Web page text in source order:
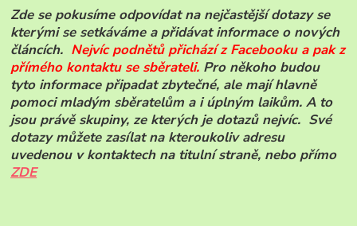
známky ceylonu a Sri Lanky
mezinárodní dny zvířat
zvířata roku
Novinky známek ČP
známky ČR-2025
ČP-novinky r.2026
Ankety ČP
Jan Sovák paleoart
Zde se pokusíme odpovídat na nejčastější dotazy se
kterými se setkáváme a přidávat informace o nových
článcích. Nejvíc podnětů přichází z Facebooku a pak z
přímého kontaktu se sběrateli. Pro někoho budou
tyto informace připadat zbytečné, ale mají hlavně
pomoci mladým sběratelům a i úplným laikům. A to
jsou právě skupiny, ze kterých je dotazů nejvíc. Své
dotazy můžete zasílat na kteroukoliv adresu
uvedenou v kontaktech na titulní straně, nebo přímo
ZDE